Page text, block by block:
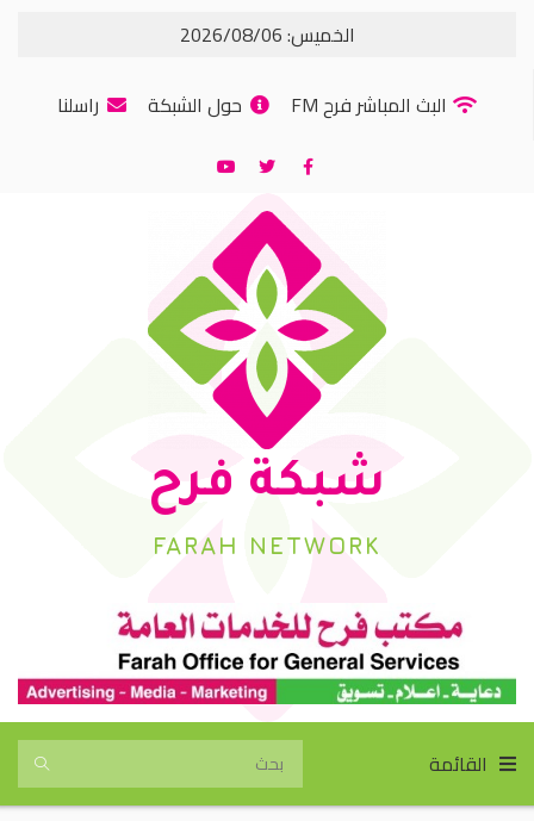
الخميس: 2026/08/06
البث المباشر فرح FM
حول الشبكة راسلنا
شبكة فرح
FARAH NETWORK
القائمة